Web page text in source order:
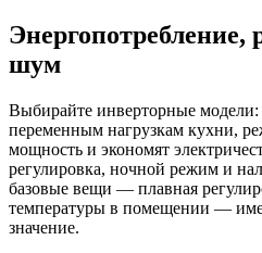
шум
Выбирайте инверторные
переменным нагрузкам кухни,
мощность и экономят
регулировка, ночной режим и
базовые вещи — плавная
температуры в помещении —
значение.